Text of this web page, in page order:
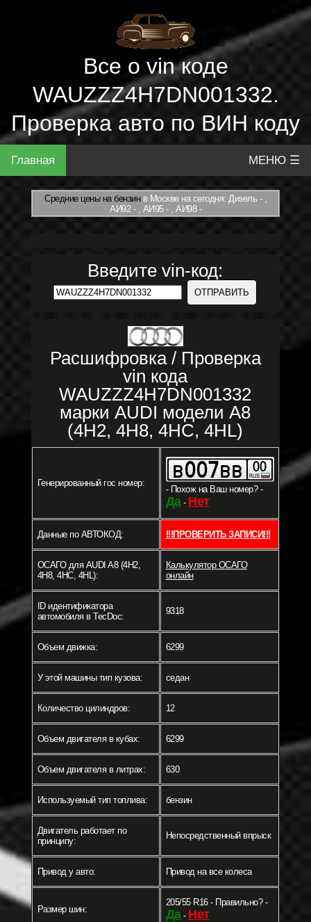
Все о vin коде
WAUZZZ4H7DN001332.
Проверка авто по ВИН коду
Главная МЕНЮ ☰
Средние цены на бензинв Москве на сегодня: Дизель - ,
АИ92 - , АИ95 - , АИ98 -
Введите vin-код:
Расшифровка / Проверка
vin кода
WAUZZZ4H7DN001332
марки AUDI модели A8
(4H2, 4H8, 4HC, 4HL)
Генерированный гос номер:
- Похож на Ваш номер? -
Да- Нет
Данные по АВТОКОД: !!!ПРОВЕРИТЬ ЗАПИСИ!!!
ОСАГО для AUDI A8 (4H2,
4H8, 4HC, 4HL):
Калькулятор ОСАГО
онлайн
ID идентификатора
автомобиля в TecDoc:
9318
Объем движка: 6299
У этой машины тип кузова: седан
Количество цилиндров: 12
Объем двигателя в кубах: 6299
Объем двигателя в литрах: 630
Используемый тип топлива: бензин
Двигатель работает по
принципу:
Непосредственный впрыск
Привод у авто: Привод на все колеса
Размер шин:
205/55 R16 - Правильно? -
Да- Нет